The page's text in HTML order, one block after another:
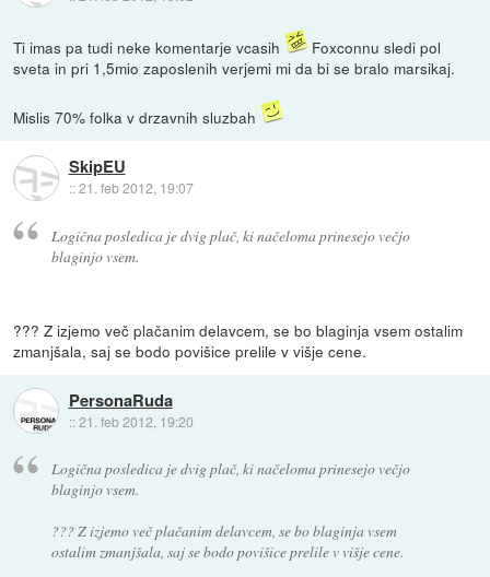
Ti imas pa tudi neke komentarje vcasih
Foxconnu sledi pol
sveta in pri 1,5mio zaposlenih verjemi mi da bi se bralo marsikaj.
Mislis 70% folka v drzavnih sluzbah
SkipEU
::21. feb 2012, 19:07
Logična posledica je dvig plač, ki načeloma prinesejo večjo
blaginjo vsem.
??? Z izjemo več plačanim delavcem, se bo blaginja vsem ostalim
zmanjšala, saj se bodo povišice prelile v višje cene.
PersonaRuda
::21. feb 2012, 19:20
Logična posledica je dvig plač, ki načeloma prinesejo večjo
blaginjo vsem.
??? Z izjemo več plačanim delavcem, se bo blaginja vsem
ostalim zmanjšala, saj se bodo povišice prelile v višje cene.